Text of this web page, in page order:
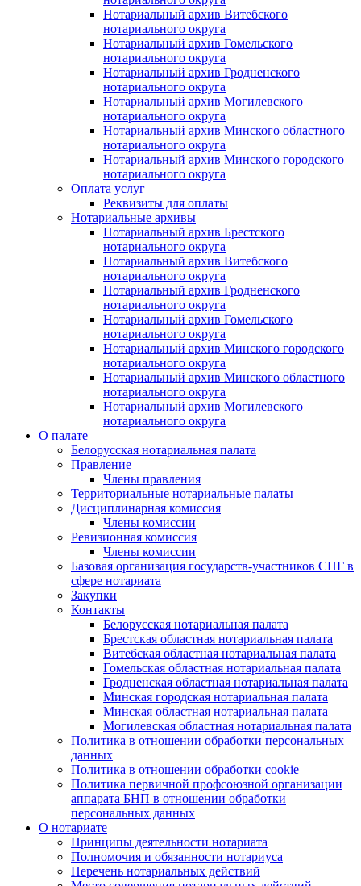
Нотариальный архив Витебского
нотариального округа
Нотариальный архив Гомельского
нотариального округа
Нотариальный архив Гродненского
нотариального округа
Нотариальный архив Могилевского
нотариального округа
Нотариальный архив Минского областного
нотариального округа
Нотариальный архив Минского городского
нотариального округа
Оплата услуг
Реквизиты для оплаты
Нотариальные архивы
Нотариальный архив Брестского
нотариального округа
Нотариальный архив Витебского
нотариального округа
Нотариальный архив Гродненского
нотариального округа
Нотариальный архив Гомельского
нотариального округа
Нотариальный архив Минского городского
нотариального округа
Нотариальный архив Минского областного
нотариального округа
Нотариальный архив Могилевского
нотариального округа
О палате
Белорусская нотариальная палата
Правление
Члены правления
Территориальные нотариальные палаты
Дисциплинарная комиссия
Члены комиссии
Ревизионная комиссия
Члены комиссии
Базовая организация государств-участников СНГ в
сфере нотариата
Закупки
Контакты
Белорусская нотариальная палата
Брестская областная нотариальная палата
Витебская областная нотариальная палата
Гомельская областная нотариальная палата
Гродненская областная нотариальная палата
Минская городская нотариальная палата
Минская областная нотариальная палата
Могилевская областная нотариальная палата
Политика в отношении обработки персональных
данных
Политика в отношении обработки cookie
Политика первичной профсоюзной организации
аппарата БНП в отношении обработки
персональных данных
О нотариате
Принципы деятельности нотариата
Полномочия и обязанности нотариуса
Перечень нотариальных действий